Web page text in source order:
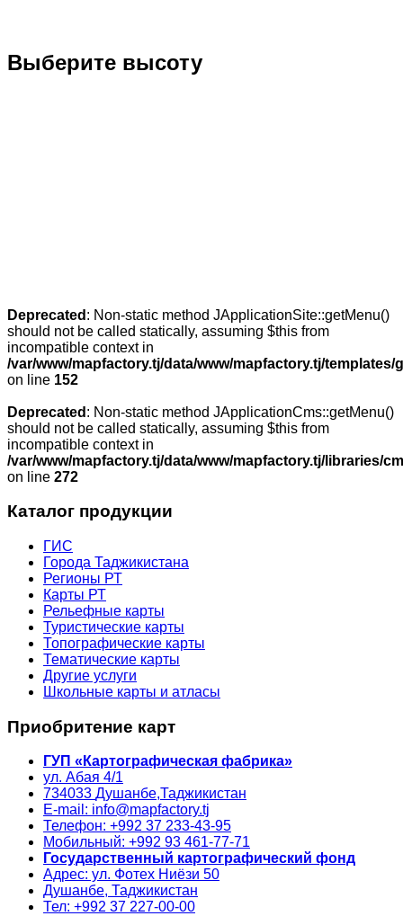
Выберите высоту
Deprecated : Non-static method JApplicationSite::getMenu()
should not be called statically, assuming $this from
incompatible context in
/var/www/mapfactory.tj/data/www/mapfactory.tj/
on line 152
Deprecated : Non-static method JApplicationCms::getMenu()
should not be called statically, assuming $this from
incompatible context in
/var/www/mapfactory.tj/data/www/mapfactory.tj/libraries/
on line 272
Каталог продукции
ГИС
Города Таджикистана
Регионы РТ
Карты РТ
Рельефные карты
Туристические карты
Топографические карты
Тематические карты
Другие услуги
Школьные карты и атласы
Приобритение карт
ГУП «Картографическая фабрика»
ул. Абая 4/1
734033 Душанбе,Таджикистан
E-mail: info@mapfactory.tj
Телефон: +992 37 233-43-95
Мобильный: +992 93 461-77-71
Государственный картографический фонд
Адрес: ул. Фотех Ниёзи 50
Душанбе, Таджикистан
Тел: +992 37 227-00-00